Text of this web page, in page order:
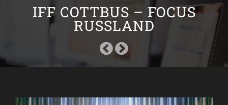
IFF COTTBUS – FOCUS
RUSSLAND